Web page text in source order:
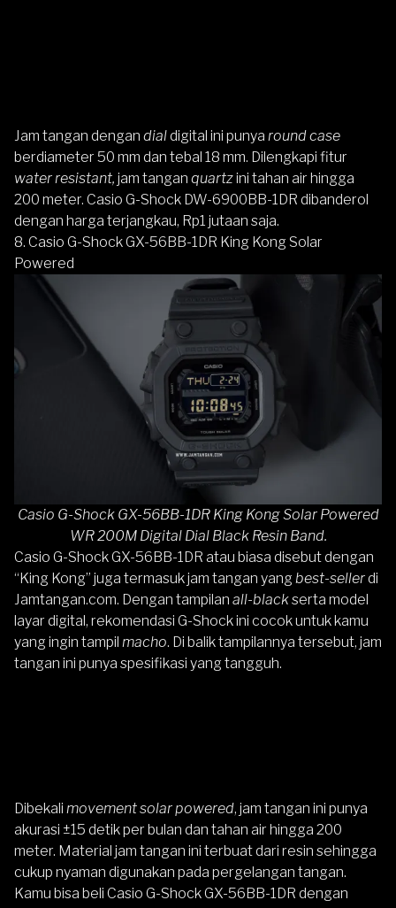
Jam tangan dengan dialdigital ini punya round case
berdiameter 50 mm dan tebal 18 mm. Dilengkapi fitur
water resistant, jam tangan quartzini tahan air hingga
200 meter. Casio G-Shock DW-6900BB-1DR dibanderol
dengan harga terjangkau, Rp1 jutaan saja.
8. Casio G-Shock GX-56BB-1DR King Kong Solar
Powered
Casio G-Shock GX-56BB-1DR King Kong Solar Powered
WR 200M Digital Dial Black Resin Band.
Casio G-Shock GX-56BB-1DR atau biasa disebut dengan
“King Kong” juga termasuk jam tangan yang best-sellerdi
Jamtangan.com. Dengan tampilan all-blackserta model
layar digital, rekomendasi G-Shock ini cocok untuk kamu
yang ingin tampil macho. Di balik tampilannya tersebut, jam
tangan ini punya spesifikasi yang tangguh.
Dibekali movement solar powered, jam tangan ini punya
akurasi ±15 detik per bulan dan tahan air hingga 200
meter. Material jam tangan ini terbuat dari resin sehingga
cukup nyaman digunakan pada pergelangan tangan.
Kamu bisa beli Casio G-Shock GX-56BB-1DR dengan